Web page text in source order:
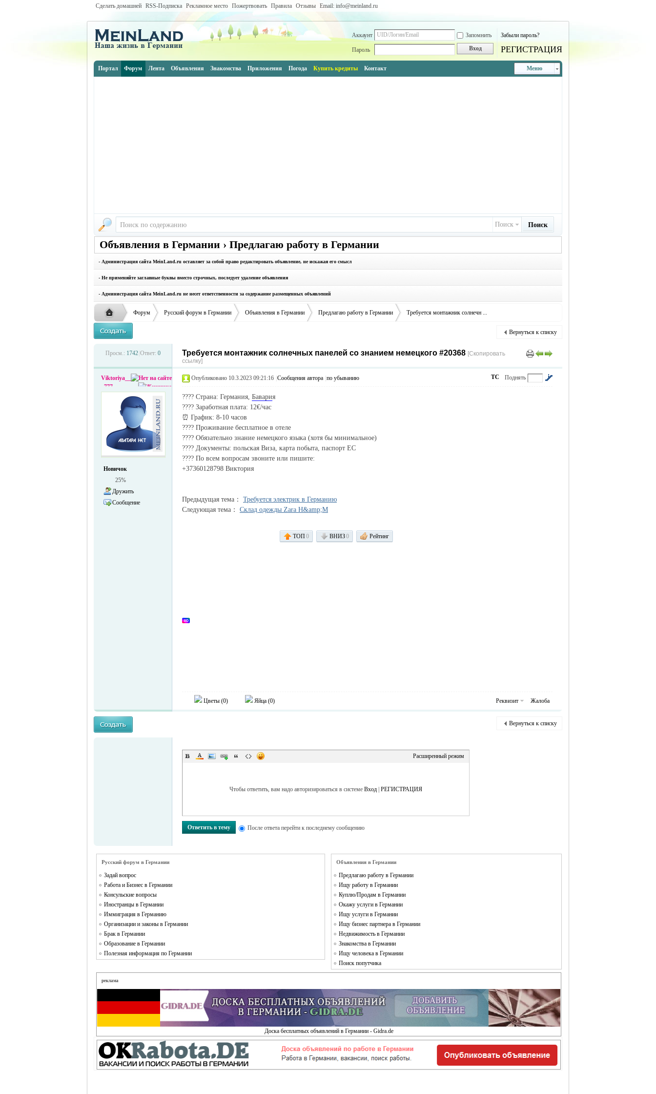
Сделать домашней RSS-Подписка Рекламное место Пожертвовать Правила Отзывы Email: info@meinland.ru
Аккаунт Запомнить Забыли пароль?
Пароль Вход РЕГИСТРАЦИЯ
Меню
Портал Форум Лента Объявления Знакомства Приложения Погода Купить кредиты Контакт
Поиск Поиск
Объявления в Германии › Предлагаю работу в Германии
- Администрация сайта MeinLand.ru оставляет за собой право редактировать объявление, не искажая его смысл
- Не применяйте заглавные буквы вместо строчных, последует удаление объявления
- Администрация сайта MeinLand.ru не несет ответственности за содержание размещенных объявлений
Русская
жизнь и
›
Форум
›
Русский форум в Германии
›
Объявления в Германии
›
Предлагаю работу в Германии
›
Требуется монтажник солнечн ...
Вернуться к списку
Просм.: 1742 Ответ: 0 Требуется монтажник солнечных панелей со знанием немецкого #20368 [Скопировать
ссылку]
Viktoriya__
_777
Новичок
25%
Дружить
Сообщение
Поднять
ТС
Опубликовано 10.3.2023 09:21:16 Сообщения автора по убыванию
???? Страна: Германия, Бавария
???? Заработная плата: 12€/час
⏰ График: 8-10 часов
???? Проживание бесплатное в отеле
???? Обязательно знание немецкого языка (хотя бы минимальное)
???? Документы: польская Виза, карта побыта, паспорт ЕС
???? По всем вопросам звоните или пишите:
+37360128798 Виктория
Предыдущая тема： Требуется электрик в Германию
Следующая тема： Склад одежды Zara H&amp;M
ТОП0 ВНИЗ0 Рейтинг
Цветы (0) Яйца (0) Реквизит Жалоба
Вернуться к списку
Расширенный режим
Чтобы ответить, вам надо авторизироваться в системе Вход РЕГИСТРАЦИЯ
Ответить в тему После ответа перейти к последнему сообщению
Русский форум в Германии
Задай вопрос
Работа и Бизнес в Германии
Консульские вопросы
Иностранцы в Германии
Иммиграция в Германию
Организации и законы в Германии
Брак в Германии
Образование в Германии
Полезная информация по Германии
Объявления в Германии
Предлагаю работу в Германии
Ищу работу в Германии
Куплю/Продам в Германии
Окажу услуги в Германии
Ищу услуги в Германии
Ищу бизнес партнера в Германии
Недвижимость в Германии
Знакомства в Германии
Ищу человека в Германии
Поиск попутчика
реклама
Доска бесплатных объявлений в Германии - Gidra.de